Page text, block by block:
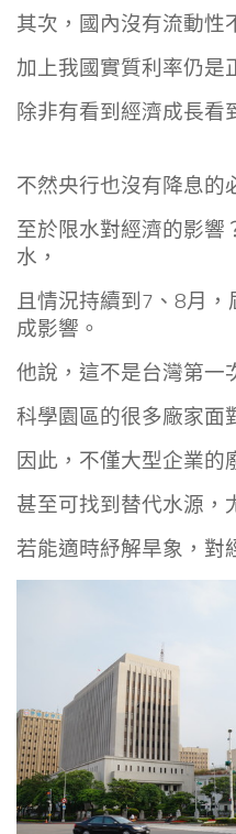
其次，國內沒有流動性
加上我國實質利率仍是
除非有看到經濟成長看
不然央行也沒有降息的
至於限水對經濟的影響
水，
且情況持續到7、8月
成影響。
他說，這不是台灣第一
科學園區的很多廠家面
因此，不僅大型企業的
甚至可找到替代水源，
若能適時紓解旱象，對